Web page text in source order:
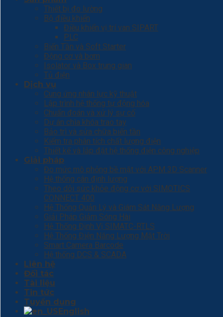
Thiết bị đo lường
Bộ điều khiển
Điều khiển vị trí van SIPART
PLC
Biến Tần và Soft Starter
Động cơ và bơm
Isolator và Box trung gian
Tủ điện
Dịch vụ
Cung ứng nhân lực kỹ thuật
Lập trình hệ thống tự động hóa
Chuẩn đoán và xử lý sự cố
Dự án chìa khóa trao tay
Bảo trì và sửa chữa biến tần
Kiểm tra phân tích chất lượng điện
Thiết kế và lắp đặt hệ thống điện công nghiệp
Giải pháp
Đo mức mô phỏng bề mặt với APM 3D Scanner
Hệ thống cân định lượng
Theo dõi sức khỏe động cơ với SIMOTICS
CONNECT 400
Hệ Thống Quản Lý và Giám Sát Năng Lượng
Giải Pháp Giảm Sóng Hài
Hệ Thống Định Vị SIMATC-RTLS
Hệ Thống Điện Năng Lượng Mặt Trời
Smart Camera Barcode
Hệ thống DCS & SCADA
Liên hệ
Đối tác
Tài liệu
Tin tức
Tuyển dụng
English